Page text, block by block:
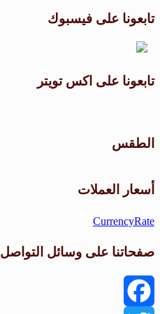
تابعونا على فيسبوك
تابعونا على اكس تويتر
الطقس
أسعار العملات
CurrencyRate
صفحاتنا على وسائل التواصل